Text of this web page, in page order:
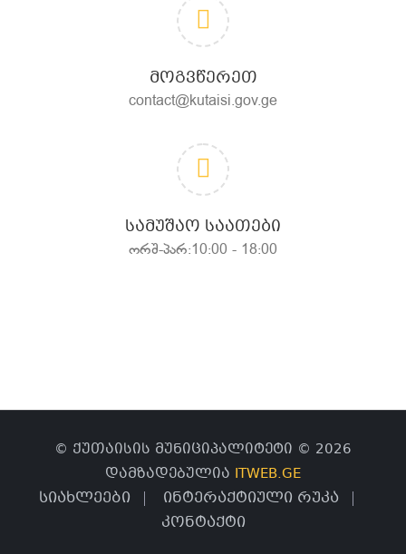
ᲛᲝᲒᲕᲬᲔᲠᲔᲗ
contact@kutaisi.gov.ge
ᲡᲐᲛᲣᲨᲐᲝ ᲡᲐᲐᲗᲔᲑᲘ
ორშ-პარ:10:00 - 18:00
© ქუთაისის მუნიციპალიტეტი © 2026
დამზადებულია ITWEB.GE
სიახლეები
ინტერაქტიული რუკა
კონტაქტი